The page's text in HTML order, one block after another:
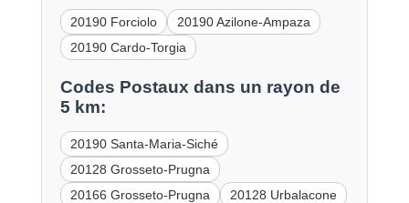
20190 Forciolo
20190 Azilone-Ampaza
20190 Cardo-Torgia
Codes Postaux dans un rayon de
5 km:
20190 Santa-Maria-Siché
20128 Grosseto-Prugna
20166 Grosseto-Prugna
20128 Urbalacone